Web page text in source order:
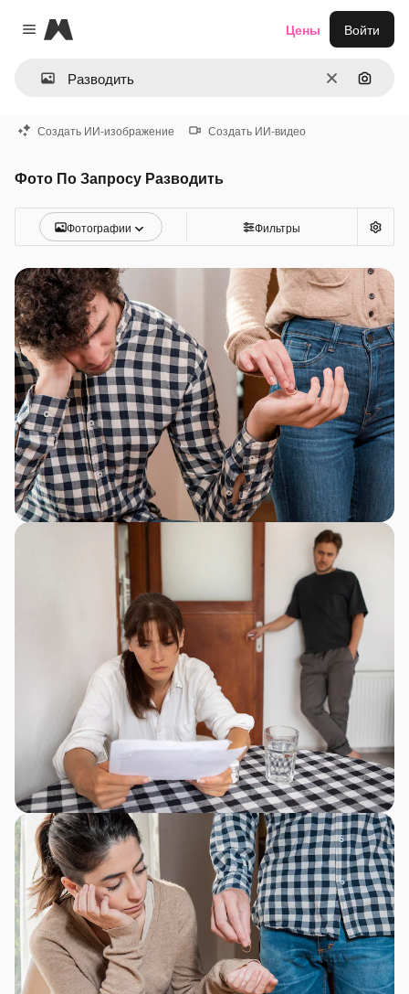
Close menu
Magnific
ОчиститьПоиск
Цены Войти
Создать ИИ-изображение Создать ИИ-видео
Фото По Запросу Разводить
Фотографии Фильтры